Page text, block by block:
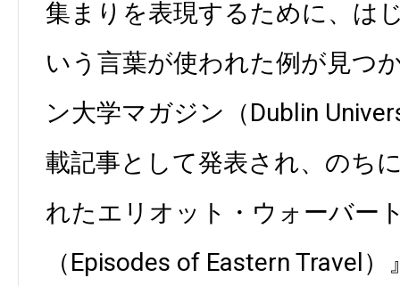
集まりを表現するために、は
いう言葉が使われた例が見つ
ン大学マガジン（Dublin
載記事として発表され、のち
れたエリオット・ウォーバー
（Episodes of Eastern Travel